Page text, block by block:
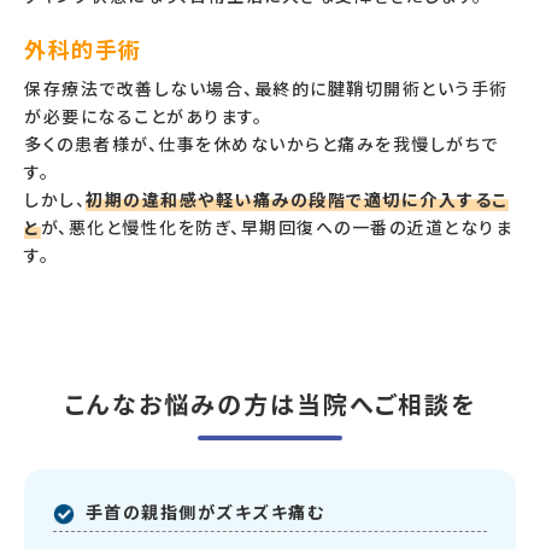
外科的手術
保存療法で改善しない場合、最終的に腱鞘切開術という手術
が必要になることがあります。
多くの患者様が、仕事を休めないからと痛みを我慢しがちで
す。
しかし、初期の違和感や軽い痛みの段階で適切に介入するこ
とが、悪化と慢性化を防ぎ、早期回復への一番の近道となりま
す。
こんなお悩みの方は当院へご相談を
手首の親指側がズキズキ痛む